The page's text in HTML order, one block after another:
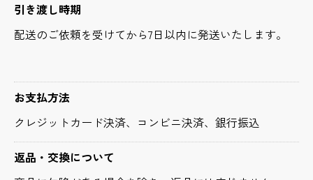
引き渡し時期
配送のご依頼を受けてから7日以内に発送いたします。
お支払方法
クレジットカード決済、コンビニ決済、銀行振込
返品・交換について